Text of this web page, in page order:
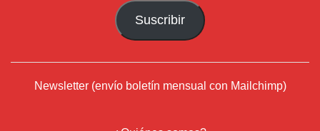
Suscribir
Newsletter (envío boletín mensual con Mailchimp)